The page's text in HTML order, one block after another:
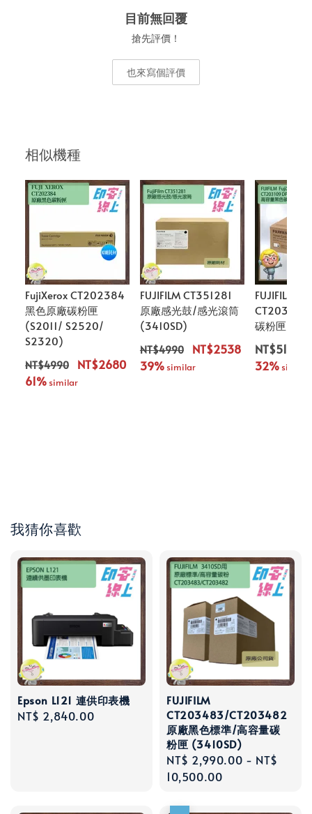
目前無回覆
搶先評價！
也來寫個評價
相似機種
FujiXerox CT202384
黑色原廠碳粉匣
(S2011/ S2520/
S2320)
NT$4990
NT$2680
61% similar
FUJIFILM CT351281
原廠感光鼓/感光滾筒
(3410SD)
NT$4990
NT$2538
39% similar
FUJIFILM
CT203109
碳粉匣
NT$5190
32% similar
我猜你喜歡
Epson L121 連供印表機
Regular
NT$ 2,840.00
FUJIFILM
CT203483/CT203482
原廠黑色標準/高容量碳
粉匣 (3410SD)
Regular
price
NT$ 2,990.00 - NT$
10,500.00